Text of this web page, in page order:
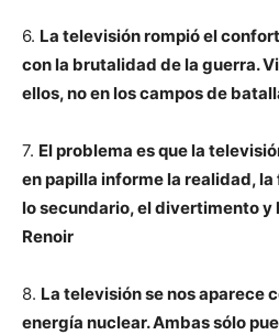
6. La televisión rompió el
con la brutalidad de la guerra.
ellos, no en los campos de
7. El problema es que la
en papilla informe la realidad,
lo secundario, el divertimento y
Renoir
8. La televisión se nos aparece
energía nuclear. Ambas sólo